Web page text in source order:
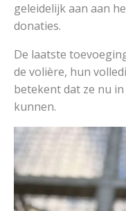
geleidelijk aan aan
donaties.
De laatste
de volière, hun
betekent dat ze nu
kunnen.